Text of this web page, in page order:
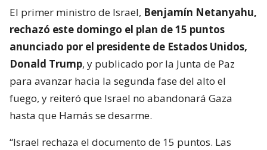
El primer ministro de Israel, Benjamín Netanyahu,
rechazó este domingo el plan de 15 puntos
anunciado por el presidente de Estados Unidos,
Donald Trump, y publicado por la Junta de Paz
para avanzar hacia la segunda fase del alto el
fuego, y reiteró que Israel no abandonará Gaza
hasta que Hamás se desarme.
“Israel rechaza el documento de 15 puntos. Las